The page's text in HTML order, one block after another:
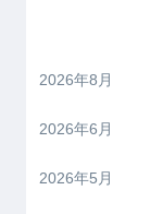
2026年8月
2026年6月
2026年5月